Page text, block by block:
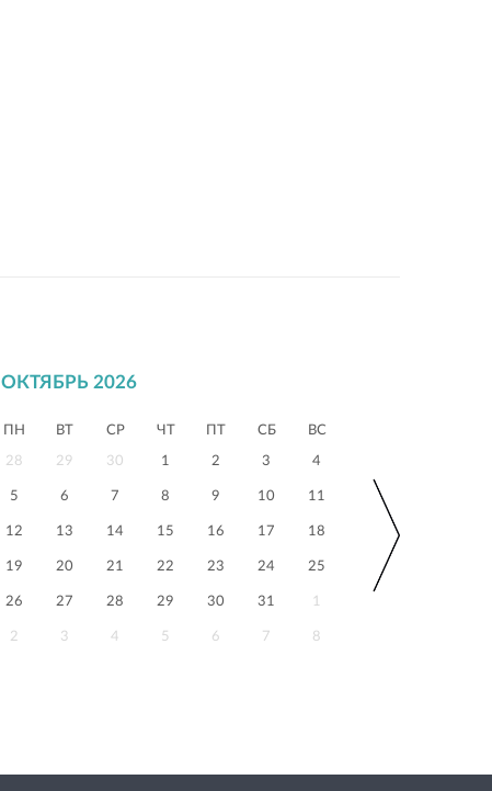
ОКТЯБРЬ 2026
ПН ВТ СР ЧТ ПТ СБ ВС
28 29 30 1 2 3 4
5 6 7 8 9 10 11
12 13 14 15 16 17 18
19 20 21 22 23 24 25
26 27 28 29 30 31 1
2 3 4 5 6 7 8